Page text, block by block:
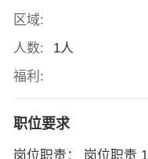
区域:
人数:
1人
福利:
职位要求
岗位职责： 岗位职责